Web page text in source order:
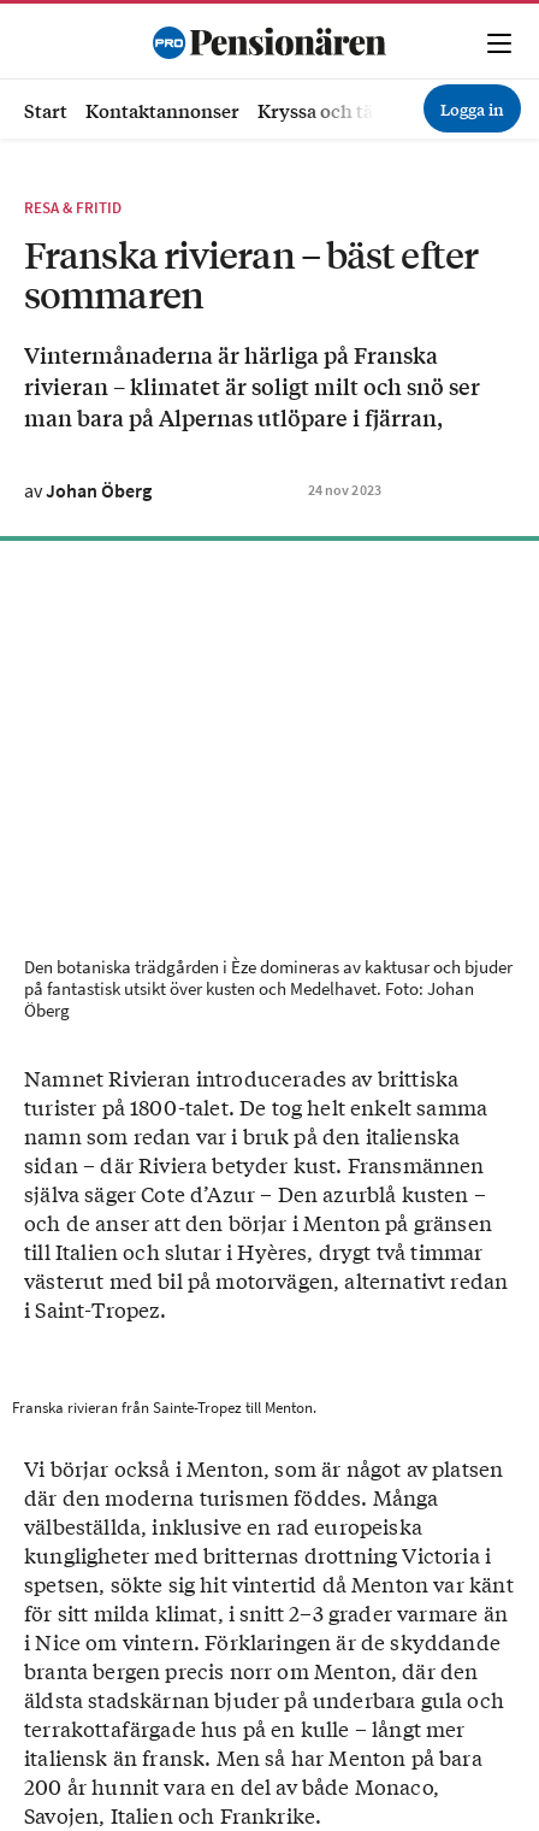
Start Kontaktannonser Kryssa och tävla Ekonomi
Logga in
RESA & FRITID
Franska rivieran – bäst efter
sommaren
Vintermånaderna är härliga på Franska
rivieran – klimatet är soligt milt och snö ser
man bara på Alpernas utlöpare i fjärran,
avJohan Öberg 24 nov2023
Den botaniska trädgården i Èze domineras av kaktusar och bjuder
på fantastisk utsikt över kusten och Medelhavet. Foto: Johan
Öberg
Namnet Rivieran introducerades av brittiska
turister på 1800-talet. De tog helt enkelt samma
namn som redan var i bruk på den italienska
sidan – där Riviera betyder kust. Fransmännen
själva säger Cote d’Azur – Den azurblå kusten –
och de anser att den börjar i Menton på gränsen
till Italien och slutar i Hyères, drygt två timmar
västerut med bil på motorvägen, alternativt redan
i Saint-Tropez.
Franska rivieran från Sainte-Tropez till Menton.
Vi börjar också i Menton, som är något av platsen
där den moderna turismen föddes. Många
välbeställda, inklusive en rad europeiska
kungligheter med britternas drottning Victoria i
spetsen, sökte sig hit vintertid då Menton var känt
för sitt milda klimat, i snitt 2–3 grader varmare än
i Nice om vintern. Förklaringen är de skyddande
branta bergen precis norr om Menton, där den
äldsta stadskärnan bjuder på underbara gula och
terrakottafärgade hus på en kulle – långt mer
italiensk än fransk. Men så har Menton på bara
200 år hunnit vara en del av både Monaco,
Savojen, Italien och Frankrike.